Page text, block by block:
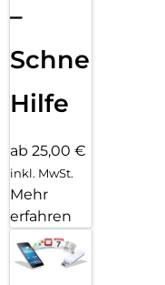
–
Schnelle
Hilfe
ab 25,00 €
inkl. MwSt.
Mehr
erfahren